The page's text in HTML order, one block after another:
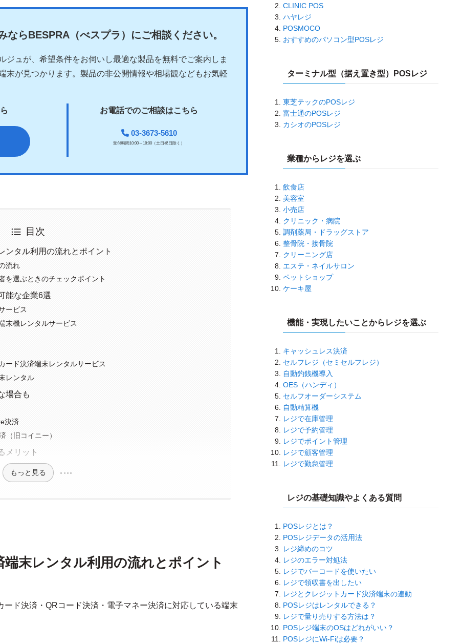
ならBESPRA（べスプラ）にご相談ください。
ジュが、希望条件をお伺いし最適な製品を無料でご案内しま
末が見つかります。製品の非公開情報や相場観などもお気軽
お電話でのご相談はこちら
03-3673-5610
受付時間10:00～18:00（土日祝日除く）
目次
ンタル利用の流れとポイント
流れ
を選ぶときのチェックポイント
能な企業6選
ービス
末機レンタルサービス
ード決済端末レンタルサービス
レンタル
場合も
決済
（旧コイニー）
メリット
もっと見る
末レンタル利用の流れとポイント
ド決済・QRコード決済・電子マネー決済に対応している端末
CLINIC POS
ハヤレジ
POSMOCO
おすすめのパソコン型POSレジ
ターミナル型（据え置き型）POSレジ
東芝テックのPOSレジ
富士通のPOSレジ
カシオのPOSレジ
業種からレジを選ぶ
飲食店
美容室
小売店
クリニック・病院
調剤薬局・ドラッグストア
整骨院・接骨院
クリーニング店
エステ・ネイルサロン
ペットショップ
ケーキ屋
機能・実現したいことからレジを選ぶ
キャッシュレス決済
セルフレジ（セミセルフレジ）
自動釣銭機導入
OES（ハンディ）
セルフオーダーシステム
自動精算機
レジで在庫管理
レジで予約管理
レジでポイント管理
レジで顧客管理
レジで勤怠管理
レジの基礎知識やよくある質問
POSレジとは？
POSレジデータの活用法
レジ締めのコツ
レジのエラー対処法
レジでバーコードを使いたい
レジで領収書を出したい
レジとクレジットカード決済端末の連動
POSレジはレンタルできる？
レジで量り売りする方法は？
POSレジ端末のOSはどれがいい？
POSレジにWi-Fiは必要？